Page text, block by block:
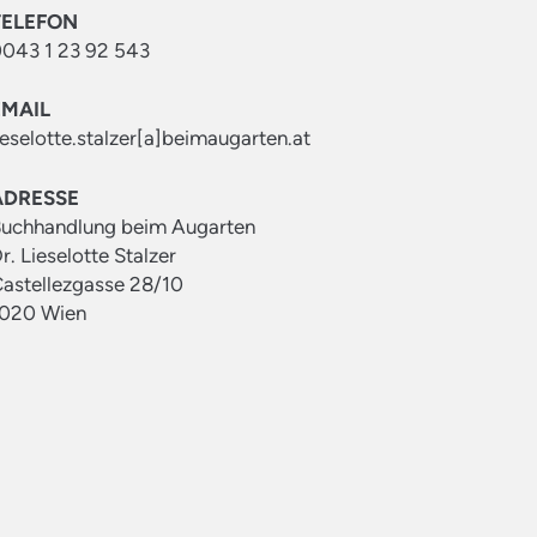
1 23 92 543
beim Augarten
Lieselotte Stalzer
28/10
Wien